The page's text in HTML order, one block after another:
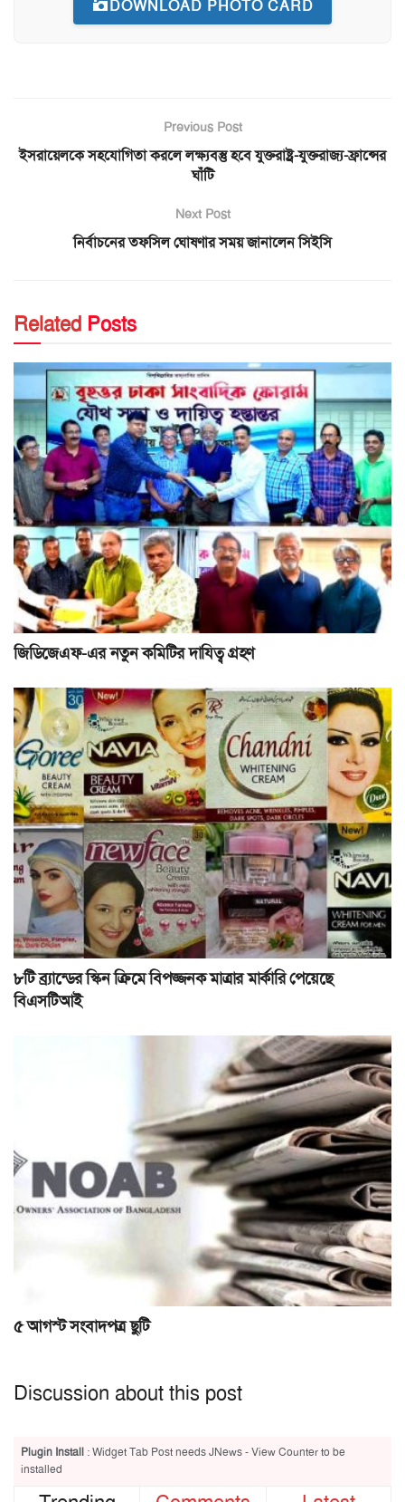
DOWNLOAD PHOTO CARD
Previous Post
ইসরায়েলকে সহযোগিতা করলে লক্ষ্যবস্তু হবে যুক্তরাষ্ট্র-যুক্তরাজ্য-ফ্রান্সের
ঘাঁটি
Next Post
নির্বাচনের তফসিল ঘোষণার সময় জানালেন সিইসি
Related Posts
জিডিজেএফ-এর নতুন কমিটির দাযিত্ব গ্রহণ
৮টি ব্র্যান্ডের স্কিন ক্রিমে বিপজ্জনক মাত্রার মার্কারি পেয়েছে
বিএসটিআই
৫ আগস্ট সংবাদপত্র ছুটি
Discussion about this post
Plugin Install : Widget Tab Post needs JNews - View Counter to be
installed